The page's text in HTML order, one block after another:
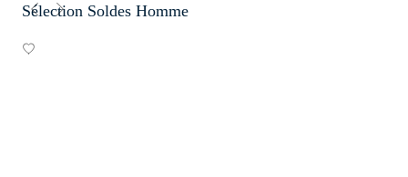
Sélection Soldes Homme